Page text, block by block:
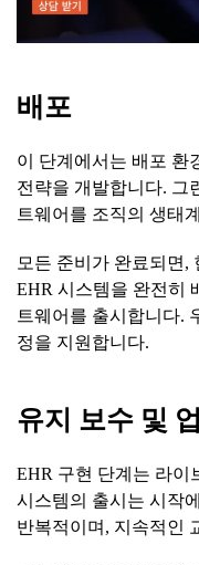
배포
이 단계에서는 배포 환
전략을 개발합니다. 그
트웨어를 조직의 생태
모든 준비가 완료되면,
EHR 시스템을 완전히
트웨어를 출시합니다.
정을 지원합니다.
유지 보수 및
EHR 구현 단계는 라이
시스템의 출시는 시작
반복적이며, 지속적인